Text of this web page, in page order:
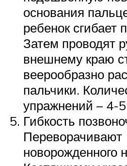
основания
ребенок сгибает
Затем проводят
внешнему краю
веерообразно
пальчики.
упражнений – 4-
Гибкость
Переворачивают
новорожденного